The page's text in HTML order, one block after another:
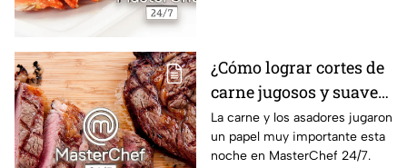
¿Cómo lograr cortes de
carne jugosos y suaves
al estilo MasterChef
24/7?
La carne y los asadores jugaron
un papel muy importante esta
noche en MasterChef 24/7.